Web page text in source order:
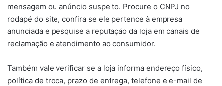
mensagem ou anúncio suspeito. Procure o CNPJ no
rodapé do site, confira se ele pertence à empresa
anunciada e pesquise a reputação da loja em canais de
reclamação e atendimento ao consumidor.
Também vale verificar se a loja informa endereço físico,
política de troca, prazo de entrega, telefone e e-mail de